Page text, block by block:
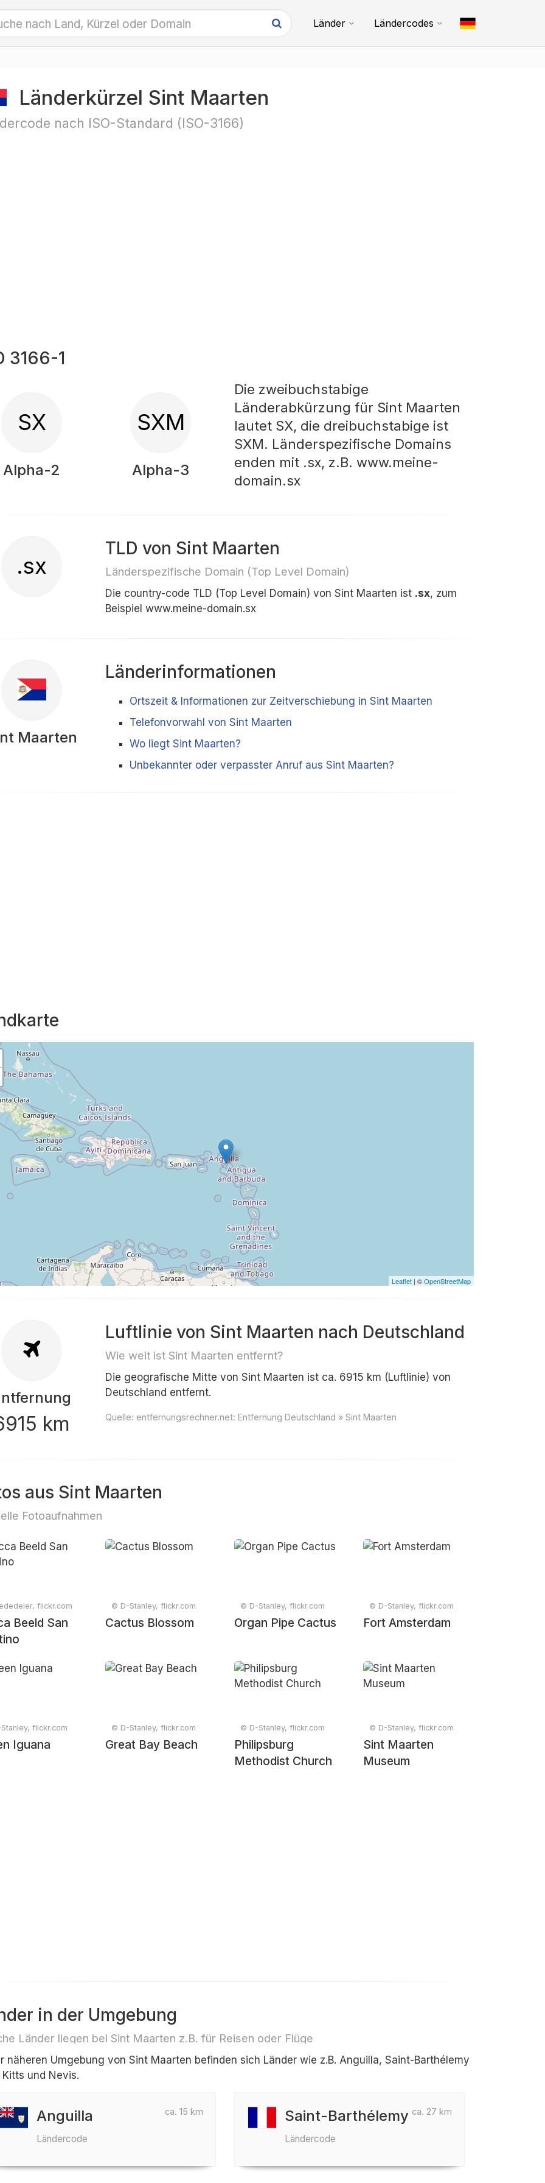
Länder Ländercodes
Länderkürzel Sint Maarten
nach ISO-Standard (ISO-3166)
3166-1
SX
Alpha-2
SXM
Alpha-3
Die zweibuchstabige
Länderabkürzung für Sint Maarten
lautet SX, die dreibuchstabige ist
SXM. Länderspezifische Domains
enden mit .sx, z.B. www.meine-
domain.sx
.sx
TLD von Sint Maarten
Länderspezifische Domain (Top Level Domain)
Die country-code TLD (Top Level Domain) von Sint Maarten ist .sx, zum
Beispiel www.meine-domain.sx
Maarten
Länderinformationen
Ortszeit & Informationen zur Zeitverschiebung in Sint Maarten
Telefonvorwahl von Sint Maarten
Wo liegt Sint Maarten?
Unbekannter oder verpasster Anruf aus Sint Maarten?
Leaflet | ©OpenStreetMap
km
Luftlinie von Sint Maarten nach Deutschland
Wie weit ist Sint Maarten entfernt?
Die geografische Mitte von Sint Maarten ist ca. 6915 km (Luftlinie) von
Deutschland entfernt.
Quelle: entfernungsrechner.net: Entfernung Deutschland » Sint Maarten
aus Sint Maarten
Fotoaufnahmen
flickr.com
Beeld San
© D-Stanley, flickr.com
Cactus Blossom
© D-Stanley, flickr.com
Organ Pipe Cactus
© D-Stanley, flickr.com
Fort Amsterdam
flickr.com
Iguana
© D-Stanley, flickr.com
Great Bay Beach
© D-Stanley, flickr.com
Philipsburg
Methodist Church
© D-Stanley, flickr.com
Sint Maarten
Museum
in der Umgebung
Länder liegen bei Sint Maarten z.B. für Reisen oder Flüge
näheren Umgebung von Sint Maarten befinden sich Länder wie z.B. Anguilla, Saint-Barthélemy
Kitts und Nevis.
ca. 15 km
Anguilla
Ländercode
ca. 27 km
Saint-Barthélemy
Ländercode